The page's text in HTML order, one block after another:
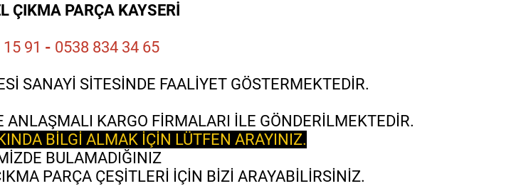
ÇIKMA PARÇA KAYSERİ
91 - 0538 834 34 65
SANAYİ SİTESİNDE FAALİYET GÖSTERMEKTEDİR.
KARGO FİRMALARI İLE GÖNDERİLMEKTEDİR.
BİLGİ ALMAK İÇİN LÜTFEN ARAYINIZ.
BULAMADIĞINIZ
PARÇA ÇEŞİTLERİ İÇİN BİZİ ARAYABİLİRSİNİZ.